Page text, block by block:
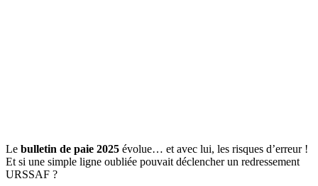
Le bulletin de paie 2025 évolue… et avec lui, les risques d’erreur !
Et si une simple ligne oubliée pouvait déclencher un redressement
URSSAF ?